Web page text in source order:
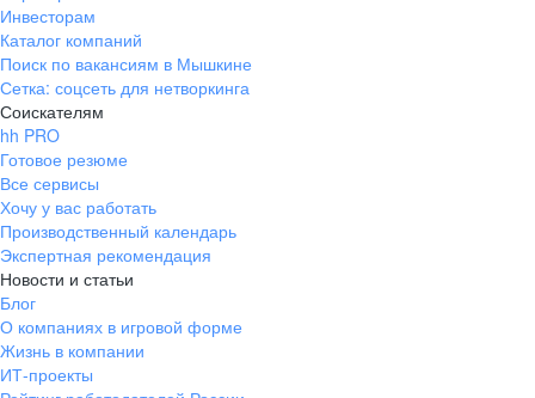
ул. Янковского, д. 169, 7 этаж,
706 каб.
+7 861 205-55-57
pr@krd.hh.ru
Владивосток
пер. Ланинский д. 4, офис 3.4
+7 423 202-33-28
pr@dv.hh.ru
Новосибирск
ул. Большевистская, д. 35,
помещение 21
Инвесторам
Каталог компаний
Поиск по вакансиям в Мышкине
Сетка: соцсеть для нетворкинга
Соискателям
hh PRO
Готовое резюме
Все сервисы
Хочу у вас работать
Производственный календарь
Экспертная рекомендация
Новости и статьи
Блог
О компаниях в игровой форме
Жизнь в компании
ИТ-проекты